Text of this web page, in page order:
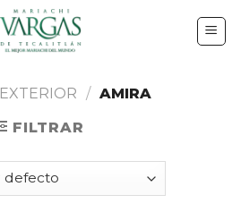
EXTERIOR / AMIRA
FILTRAR